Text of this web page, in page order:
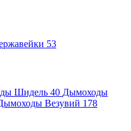
53
Шидель 40 Дымоходы
Везувий 178